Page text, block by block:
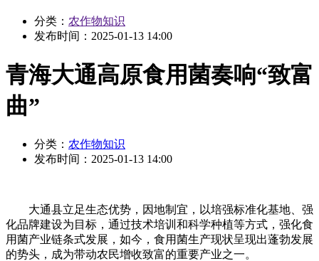
分类： 农作物知识
发布时间： 2025-01-13 14:00
青海大通高原食用菌奏响“致富
曲”
分类： 农作物知识
发布时间： 2025-01-13 14:00
大通县立足生态优势，因地制宜，以培强标准化基地、强
化品牌建设为目标，通过技术培训和科学种植等方式，强化食
用菌产业链条式发展，如今，食用菌生产现状呈现出蓬勃发展
的势头，成为带动农民增收致富的重要产业之一。